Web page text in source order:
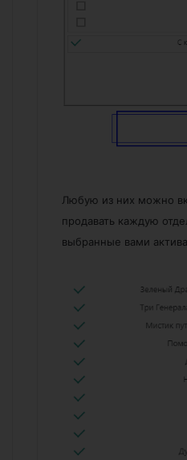
Любую из них можно
продавать каждую
выбранные вами